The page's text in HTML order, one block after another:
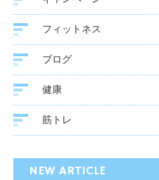
フィットネス
ブログ
健康
筋トレ
NEW ARTICLE